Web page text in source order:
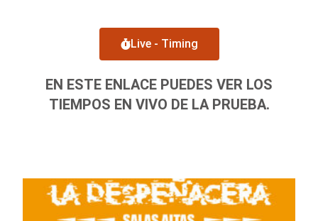
Live - Timing
EN ESTE ENLACE PUEDES VER LOS
TIEMPOS EN VIVO DE LA PRUEBA.